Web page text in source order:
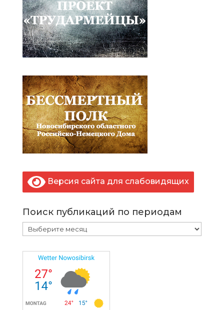
Версия сайта для слабовидящих
Поиск публикаций по периодам
Поиск
публикаций
по
периодам